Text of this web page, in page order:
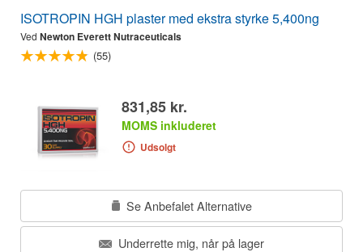
ISOTROPIN HGH plaster med ekstra styrke 5,400ng
Ved Newton Everett Nutraceuticals
(55)
831,85 kr.
MOMS inkluderet
Udsolgt
Se Anbefalet Alternative
Underrette mig, når på lager